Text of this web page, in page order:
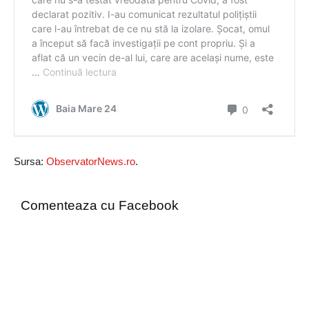
Sursa: ObservatorNews.ro.
Comenteaza cu Facebook